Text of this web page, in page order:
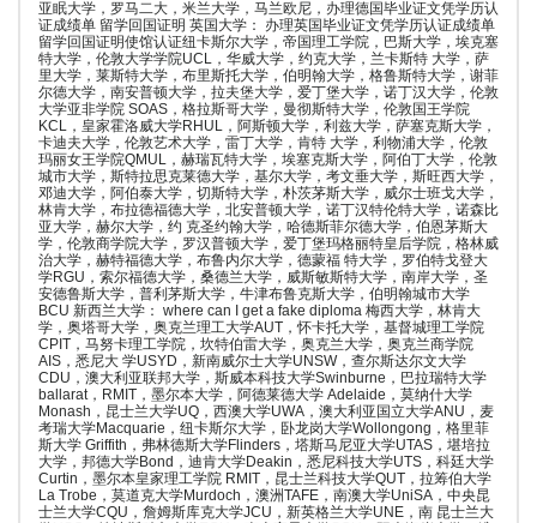
亚眠大学，罗马二大，米兰大学，马兰欧尼，办理德国毕业证文凭学历认
证成绩单 留学回国证明 英国大学： 办理英国毕业证文凭学历认证成绩单
留学回国证明使馆认证纽卡斯尔大学，帝国理工学院，巴斯大学，埃克塞
特大学，伦敦大学学院UCL，华威大学，约克大学，兰卡斯特 大学，萨
里大学，莱斯特大学，布里斯托大学，伯明翰大学，格鲁斯特大学，谢菲
尔德大学，南安普顿大学，拉夫堡大学，爱丁堡大学，诺丁汉大学，伦敦
大学亚非学院 SOAS，格拉斯哥大学，曼彻斯特大学，伦敦国王学院
KCL，皇家霍洛威大学RHUL，阿斯顿大学，利兹大学，萨塞克斯大学，
卡迪夫大学，伦敦艺术大学，雷丁大学，肯特 大学，利物浦大学，伦敦
玛丽女王学院QMUL，赫瑞瓦特大学，埃塞克斯大学，阿伯丁大学，伦敦
城市大学，斯特拉思克莱德大学，基尔大学，考文垂大学，斯旺西大学，
邓迪大学，阿伯泰大学，切斯特大学，朴茨茅斯大学，威尔士班戈大学，
林肯大学，布拉德福德大学，北安普顿大学，诺丁汉特伦特大学，诺森比
亚大学，赫尔大学，约 克圣约翰大学，哈德斯菲尔德大学，伯恩茅斯大
学，伦敦商学院大学，罗汉普顿大学，爱丁堡玛格丽特皇后学院，格林威
治大学，赫特福德大学，布鲁内尔大学，德蒙福 特大学，罗伯特戈登大
学RGU，索尔福德大学，桑德兰大学，威斯敏斯特大学，南岸大学，圣
安德鲁斯大学，普利茅斯大学，牛津布鲁克斯大学，伯明翰城市大学
BCU 新西兰大学： where can I get a fake diploma 梅西大学，林肯大
学，奥塔哥大学，奥克兰理工大学AUT，怀卡托大学，基督城理工学院
CPIT，马努卡理工学院，坎特伯雷大学，奥克兰大学，奥克兰商学院
AIS，悉尼大 学USYD，新南威尔士大学UNSW，查尔斯达尔文大学
CDU，澳大利亚联邦大学，斯威本科技大学Swinburne，巴拉瑞特大学
ballarat，RMIT，墨尔本大学，阿德莱德大学 Adelaide，莫纳什大学
Monash，昆士兰大学UQ，西澳大学UWA，澳大利亚国立大学ANU，麦
考瑞大学Macquarie，纽卡斯尔大学，卧龙岗大学Wollongong，格里菲
斯大学 Griffith，弗林德斯大学Flinders，塔斯马尼亚大学UTAS，堪培拉
大学，邦德大学Bond，迪肯大学Deakin，悉尼科技大学UTS，科廷大学
Curtin，墨尔本皇家理工学院 RMIT，昆士兰科技大学QUT，拉筹伯大学
La Trobe，莫道克大学Murdoch，澳洲TAFE，南澳大学UniSA，中央昆
士兰大学CQU，詹姆斯库克大学JCU，新英格兰大学UNE，南 昆士兰大